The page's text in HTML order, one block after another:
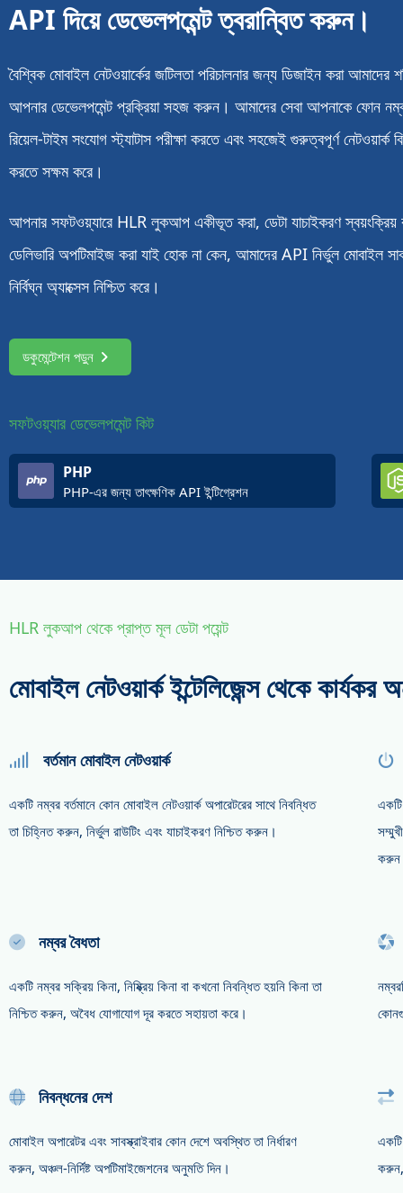
API দিয়ে ডেভেলপমেন্ট ত্বরান্বিত করুন।
বৈশ্বিক মোবাইল নেটওয়ার্কের জটিলতা পরিচালনার জন্য ডিজাইন করা আমাদের
আপনার ডেভেলপমেন্ট প্রক্রিয়া সহজ করুন। আমাদের সেবা আপনাকে ফোন
রিয়েল-টাইম সংযোগ স্ট্যাটাস পরীক্ষা করতে এবং সহজেই গুরুত্বপূর্ণ নেটওয়ার্ক
করতে সক্ষম করে।
আপনার সফটওয়্যারে HLR লুকআপ একীভূত করা, ডেটা যাচাইকরণ স্বয়ংক্রিয়
ডেলিভারি অপটিমাইজ করা যাই হোক না কেন, আমাদের API নির্ভুল মোবাইল
নির্বিঘ্ন অ্যাক্সেস নিশ্চিত করে।
ডকুমেন্টেশন পড়ুন
সফটওয়্যার ডেভেলপমেন্ট কিট
PHP
PHP-এর জন্য তাৎক্ষণিক API ইন্টিগ্রেশন
HLR লুকআপ থেকে প্রাপ্ত মূল ডেটা পয়েন্ট
মোবাইল নেটওয়ার্ক ইন্টেলিজেন্স থেকে কার্যকর
বর্তমান মোবাইল নেটওয়ার্ক
একটি নম্বর বর্তমানে কোন মোবাইল নেটওয়ার্ক অপারেটরের সাথে নিবন্ধিত
তা চিহ্নিত করুন, নির্ভুল রাউটিং এবং যাচাইকরণ নিশ্চিত করুন।
নম্বর বৈধতা
একটি নম্বর সক্রিয় কিনা, নিষ্ক্রিয় কিনা বা কখনো নিবন্ধিত হয়নি কিনা তা
নিশ্চিত করুন, অবৈধ যোগাযোগ দূর করতে সহায়তা করে।
নিবন্ধনের দেশ
মোবাইল অপারেটর এবং সাবস্ক্রাইবার কোন দেশে অবস্থিত তা নির্ধারণ
করুন, অঞ্চল-নির্দিষ্ট অপটিমাইজেশনের অনুমতি দিন।
করুন,